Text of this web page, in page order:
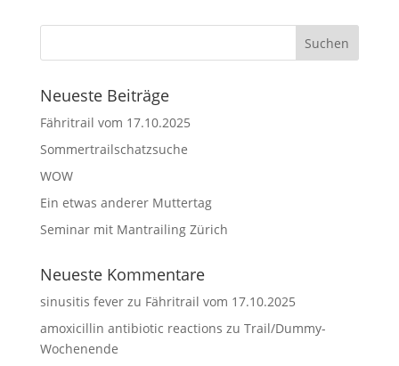
Neueste Beiträge
Fähritrail vom 17.10.2025
Sommertrailschatzsuche
WOW
Ein etwas anderer Muttertag
Seminar mit Mantrailing Zürich
Neueste Kommentare
sinusitis feverzu Fähritrail vom 17.10.2025
amoxicillin antibiotic reactions zu Trail/Dummy-
Wochenende